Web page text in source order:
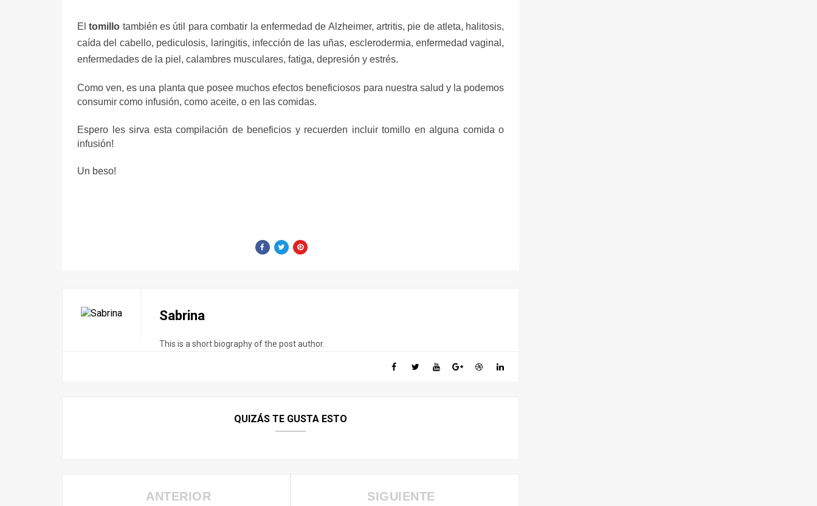
Eltomillo también es útil para combatir la enfermedad de Alzheimer, artritis, pie de atleta, halitosis,
caída del cabello, pediculosis, laringitis, infección de las uñas, esclerodermia, enfermedad vaginal,
enfermedades de la piel, calambres musculares, fatiga, depresión y estrés.
Como ven, es una planta que posee muchos efectos beneficiosos para nuestra salud y la podemos
consumir como infusión, como aceite, o en las comidas.
Espero les sirva esta compilación de beneficios y recuerden incluir tomillo en alguna comida o
infusión!
Un beso!
Sabrina
This is a short biography of the post author.
QUIZÁS TE GUSTA ESTO
SIGUIENTE
ANTERIOR